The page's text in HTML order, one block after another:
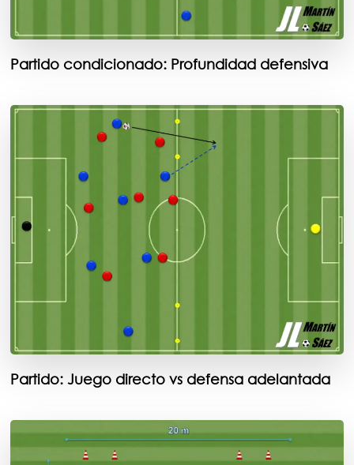
Partido condicionado: Profundidad defensiva
Partido: Juego directo vs defensa adelantada